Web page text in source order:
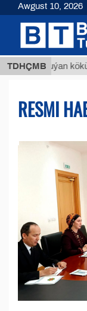
TDHÇMB
köküniň
RESMI
Awgust 10, 2026